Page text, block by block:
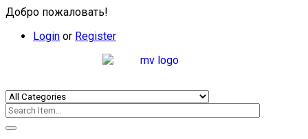
Добро пожаловать!
Login or Register